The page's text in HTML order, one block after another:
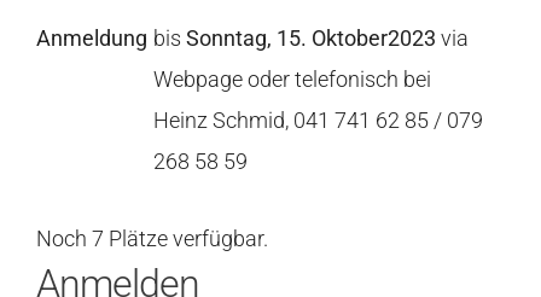
Anmeldung bis Sonntag, 15. Oktober2023 via
Webpage oder telefonisch bei
Heinz Schmid, 041 741 62 85 / 079
268 58 59
Noch 7 Plätze verfügbar.
Anmelden